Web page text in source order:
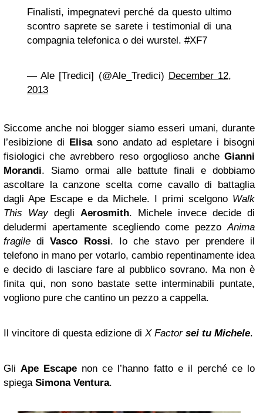
Finalisti, impegnatevi perché da questo ultimo
scontro saprete se sarete i testimonial di una
compagnia telefonica o dei wurstel. #XF7
— Ale [Tredici] (@Ale_Tredici) December 12,
2013
Siccome anche noi blogger siamo esseri umani, durante
l’esibizione di Elisasono andato ad espletare i bisogni
fisiologici che avrebbero reso orgoglioso anche Gianni
Morandi. Siamo ormai alle battute finali e dobbiamo
ascoltare la canzone scelta come cavallo di battaglia
dagli Ape Escape e da Michele. I primi scelgono Walk
This Waydegli Aerosmith. Michele invece decide di
deludermi apertamente scegliendo come pezzo Anima
fragile diVasco Rossi. Io che stavo per prendere il
telefono in mano per votarlo, cambio repentinamente idea
e decido di lasciare fare al pubblico sovrano. Ma non è
finita qui, non sono bastate sette interminabili puntate,
vogliono pure che cantino un pezzo a cappella.
Il vincitore di questa edizione di X Factor sei tu Michele.
Gli Ape Escape non ce l’hanno fatto e il perché ce lo
spiega Simona Ventura.